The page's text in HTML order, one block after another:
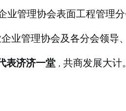
业管理协会表面工程管理
业管理协会及各分会领
表济济一堂 ， 共商发展大计。